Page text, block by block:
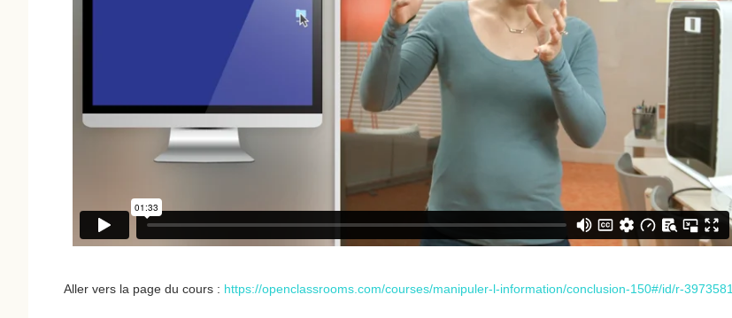
Aller vers la page du cours : https://openclassrooms.com/courses/manipuler-l-information/conclusion-150#/id/r-3973581